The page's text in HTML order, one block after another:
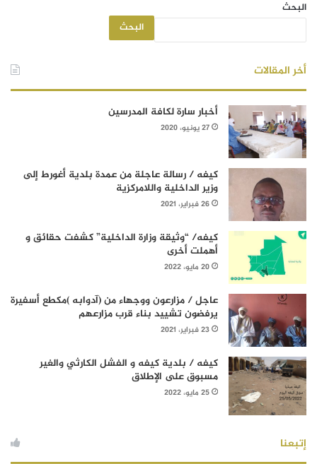
البحث
البحث
أخر المقالات
أخبار سارة لكافة المدرسين
27 يونيو، 2020
كيفه / رسالة عاجلة من عمدة بلدية أغورط إلى
وزير الداخلية واللامركزية
26 فبراير، 2021
كيفه/ “وثيقة وزارة الداخلية” كشفت حقائق و
أهملت أخرى
20 مايو، 2022
عاجل / مزارعون ووجهاء من (آدوابه )مكطع أسفيرة
يرفضون تشييد بناء قرب مزارعهم
23 فبراير، 2021
كيفه / بلدية كيفه و الفشل الكارثي والغير
مسبوق على الإطلاق
25 مايو، 2022
إتبعنا